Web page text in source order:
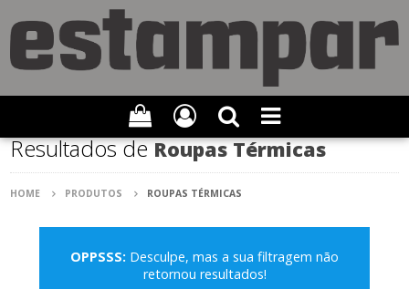
Resultados deRoupas Térmicas
HOME PRODUTOS ROUPAS TÉRMICAS
OPPSSS: Desculpe, mas a sua filtragem não
retornou resultados!